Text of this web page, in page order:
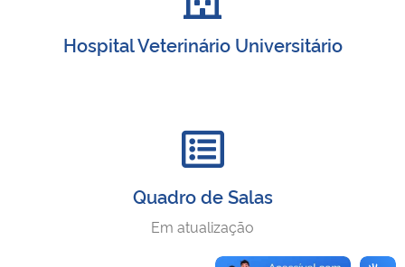
Hospital Veterinário Universitário
Quadro de Salas
Em atualização